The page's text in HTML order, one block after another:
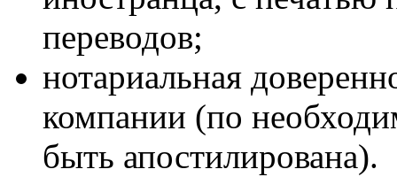
переводов;
нотариальная
компании (по
быть апостилирована).